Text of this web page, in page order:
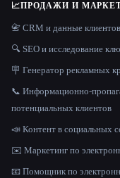
📈ПРОДАЖИ И
📇 CRM и данные клиентов
🔍 SEO и исследование
🪧 Генератор рекламных
📞 Информационно-
потенциальных клиентов
📣 Контент в социальных
✉️ Маркетинг по
📧 Помощник по